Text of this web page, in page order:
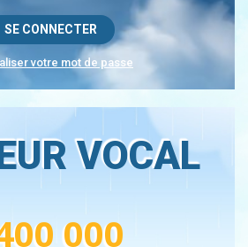
votre mot de passe
VOCAL
000